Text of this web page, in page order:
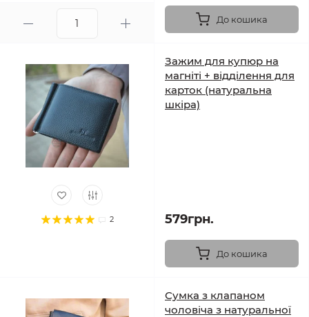
До кошика
2
Зажим для купюр на
магніті + відділення для
карток (натуральна
шкіра)
579грн.
До кошика
Сумка з клапаном
чоловіча з натуральної